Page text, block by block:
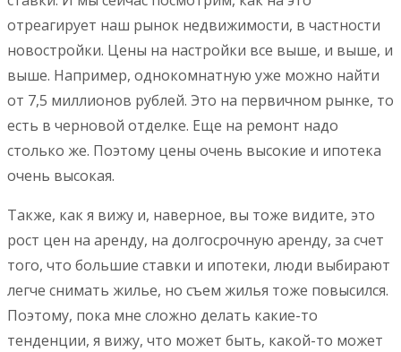
отреагирует наш рынок недвижимости, в частности
новостройки. Цены на настройки все выше, и выше, и
выше. Например, однокомнатную уже можно найти
от 7,5 миллионов рублей. Это на первичном рынке, то
есть в черновой отделке. Еще на ремонт надо
столько же. Поэтому цены очень высокие и ипотека
очень высокая.
Также, как я вижу и, наверное, вы тоже видите, это
рост цен на аренду, на долгосрочную аренду, за счет
того, что большие ставки и ипотеки, люди выбирают
легче снимать жилье, но съем жилья тоже повысился.
Поэтому, пока мне сложно делать какие-то
тенденции, я вижу, что может быть, какой-то может